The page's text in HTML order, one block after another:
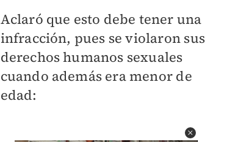
Aclaró que esto debe tener una
infracción, pues se violaron sus
derechos humanos sexuales
cuando además era menor de
edad: